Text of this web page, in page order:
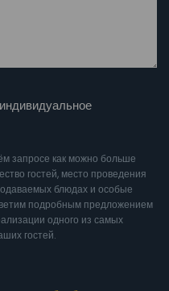
запросе как можно больше
гостей, место проведения
блюдах и особые
подробным предложением
одного из самых
гостей.